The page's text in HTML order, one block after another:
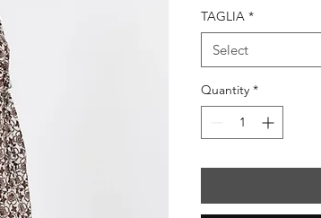
TAGLIA *
Select
Quantity *